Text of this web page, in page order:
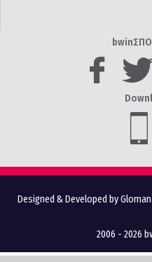
Designed & Developed by Gloman
2006 - 2026